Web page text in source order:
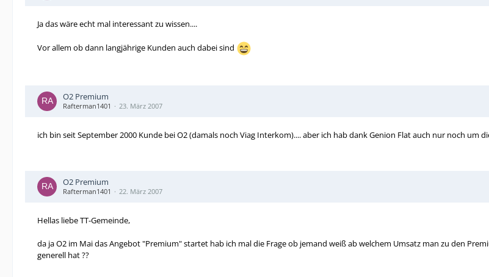
Ja das wäre echt mal interessant zu wissen....
Vor allem ob dann langjährige Kunden auch dabei sind
O2 Premium
Rafterman1401 23. März 2007
ich bin seit September 2000 Kunde bei O2 (damals noch Viag Interkom).... aber ich hab dank Genion Flat auch nur noch um
O2 Premium
Rafterman1401 22. März 2007
Hellas liebe TT-Gemeinde,
da ja O2 im Mai das Angebot "Premium" startet hab ich mal die Frage ob jemand weiß ab welchem Umsatz man zu den
generell hat ??